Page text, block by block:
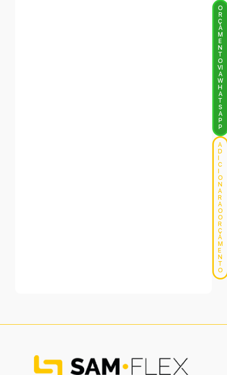
O
R
Ç
A
M
E
N
T
O
VI
A
W
H
A
T
S
A
P
P
A
D
C
O
N
A
R
A
O
O
R
Ç
A
M
E
N
T
O